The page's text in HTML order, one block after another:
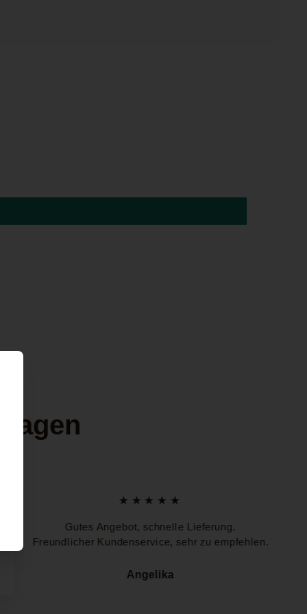
★★★★★
Gutes Angebot, schnelle Lieferung.
Freundlicher Kundenservice, sehr zu empfehlen.
Angelika